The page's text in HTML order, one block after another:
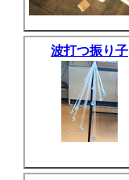
波打つ振り子